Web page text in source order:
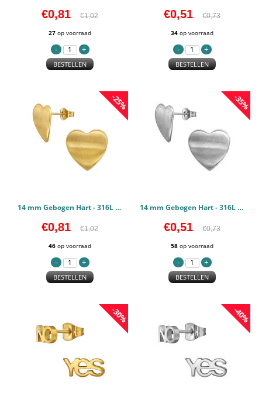
€0,81 €1,02
27 op voorraad
BESTELLEN
€0,51 €0,73
34 op voorraad
BESTELLEN
-25%
14 mm Gebogen Hart - 316L chirurgisch roestvrij staal Oorstekers PCJW50133
€0,81 €1,02
46 op voorraad
BESTELLEN
-35%
14 mm Gebogen Hart - 316L chirurgisch roestvrij staal Oorstekers PCJW50132
€0,51 €0,73
58 op voorraad
BESTELLEN
-30% -40%